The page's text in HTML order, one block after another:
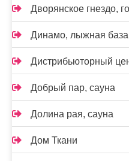
Дворянское гнездо,
Динамо, лыжная база
Дистрибьюторный
Добрый пар, сауна
Долина рая, сауна
Дом Ткани